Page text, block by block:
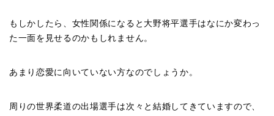
もしかしたら、女性関係になると大野将平選手はなにか変わっ
た一面を見せるのかもしれません。
あまり恋愛に向いていない方なのでしょうか。
周りの世界柔道の出場選手は次々と結婚してきていますので、